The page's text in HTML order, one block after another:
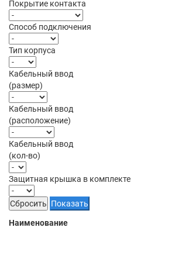
Покрытие контакта
Способ подключения
Тип корпуса
Кабельный ввод
(размер)
Кабельный ввод
(расположение)
Кабельный ввод
(кол-во)
Защитная крышка в комплекте
Сбросить Показать
Наименование